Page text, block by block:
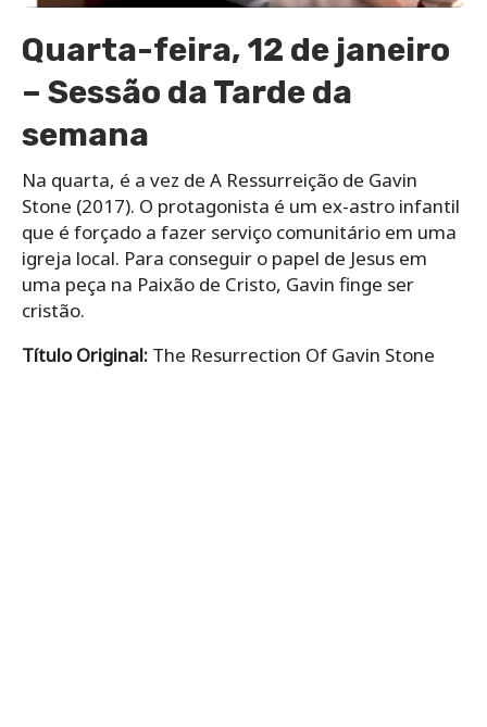
Quarta-feira, 12 de janeiro
– Sessão da Tarde da
semana
Na quarta, é a vez de A Ressurreição de Gavin
Stone (2017). O protagonista é um ex-astro infantil
que é forçado a fazer serviço comunitário em uma
igreja local. Para conseguir o papel de Jesus em
uma peça na Paixão de Cristo, Gavin finge ser
cristão.
Título Original: The Resurrection Of Gavin Stone